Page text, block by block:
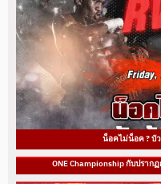
น็อคไม่น็อค ? บั
ONE Championship กับปรา